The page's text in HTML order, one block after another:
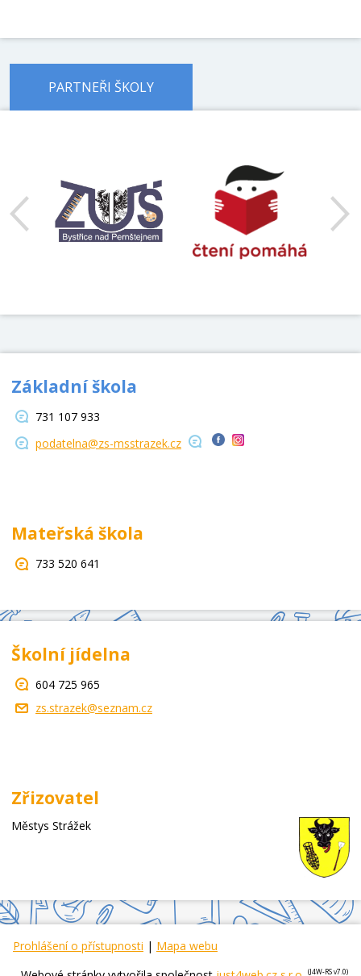
PARTNEŘI ŠKOLY
Základní škola
731 107 933
podatelna@zs-msstrazek.cz
Mateřská škola
733 520 641
Školní jídelna
604 725 965
zs.strazek@seznam.cz
Zřizovatel
Městys Strážek
Prohlášení o přístupnosti | Mapa webu
(J4W-RS v7.0)